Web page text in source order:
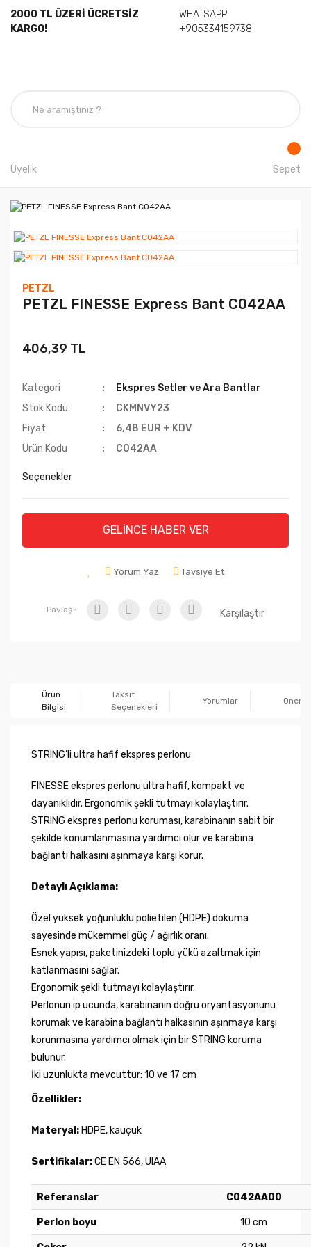
2000 TL ÜZERİ ÜCRETSİZ
KARGO!
WHATSAPP
+905334159738
Üyelik Sepet
PETZL
PETZL FINESSE Express Bant C042AA
406,39 TL
Kategori
Ekspres Setler ve Ara Bantlar
Stok Kodu
CKMNVY23
Fiyat
6,48 EUR + KDV
Ürün Kodu
C042AA
Seçenekler
GELİNCE HABER VER
Yorum Yaz Tavsiye Et
Paylaş : Karşılaştır
Ürün
Bilgisi
Taksit
Seçenekleri
Yorumlar
STRING’li ultra hafif ekspres perlonu
FINESSE ekspres perlonu ultra hafif, kompakt ve
dayanıklıdır. Ergonomik şekli tutmayı kolaylaştırır.
STRING ekspres perlonu koruması, karabinanın sabit bir
şekilde konumlanmasına yardımcı olur ve karabina
bağlantı halkasını aşınmaya karşı korur.
Detaylı Açıklama:
Özel yüksek yoğunluklu polietilen (HDPE) dokuma
sayesinde mükemmel güç / ağırlık oranı.
Esnek yapısı, paketinizdeki toplu yükü azaltmak için
katlanmasını sağlar.
Ergonomik şekli tutmayı kolaylaştırır.
Perlonun ip ucunda, karabinanın doğru oryantasyonunu
korumak ve karabina bağlantı halkasının aşınmaya karşı
korunmasına yardımcı olmak için bir STRING koruma
bulunur.
İki uzunlukta mevcuttur: 10 ve 17 cm
Özellikler:
Materyal: HDPE, kauçuk
Sertifikalar:CE EN 566, UIAA
Referanslar C042AA00
Perlon boyu 10 cm